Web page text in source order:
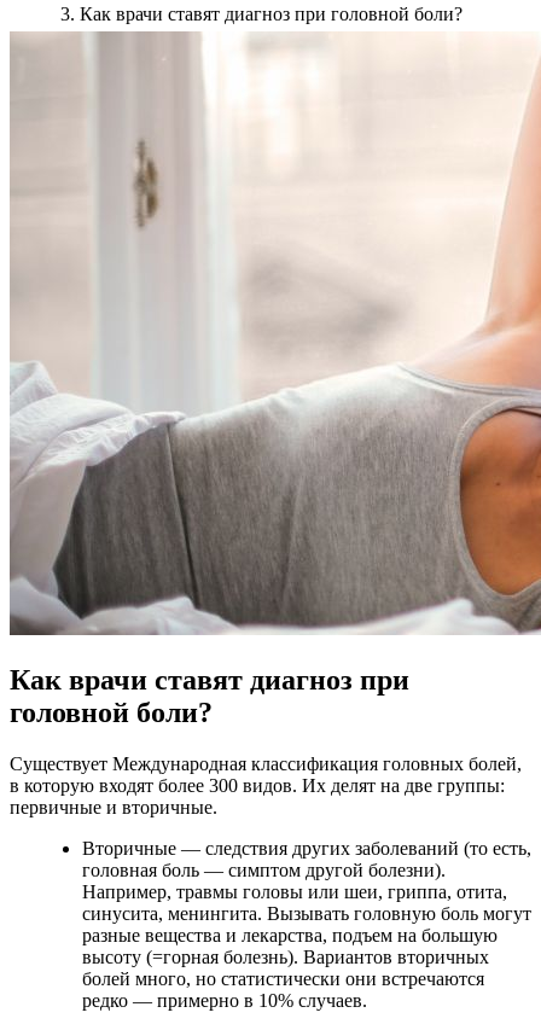
Как врачи ставят диагноз при головной боли?
Как врачи ставят диагноз при
головной боли?
Существует Международная классификация головных болей,
в которую входят более 300 видов. Их делят на две группы:
первичные и вторичные.
Вторичные — следствия других заболеваний (то есть,
головная боль — симптом другой болезни).
Например, травмы головы или шеи, гриппа, отита,
синусита, менингита. Вызывать головную боль могут
разные вещества и лекарства, подъем на большую
высоту (=горная болезнь). Вариантов вторичных
болей много, но статистически они встречаются
редко — примерно в 10% случаев.